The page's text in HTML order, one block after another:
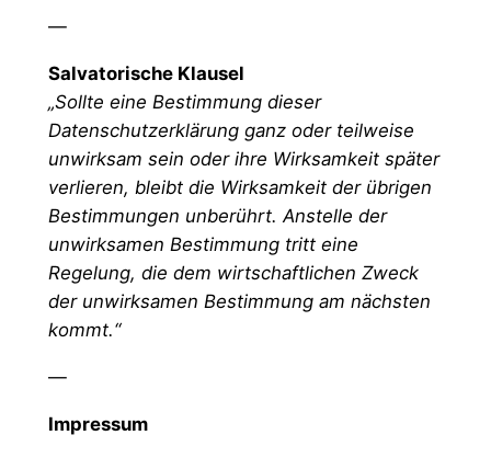
—
Salvatorische Klausel
„Sollte eine Bestimmung dieser
Datenschutzerklärung ganz oder teilweise
unwirksam sein oder ihre Wirksamkeit später
verlieren, bleibt die Wirksamkeit der übrigen
Bestimmungen unberührt. Anstelle der
unwirksamen Bestimmung tritt eine
Regelung, die dem wirtschaftlichen Zweck
der unwirksamen Bestimmung am nächsten
kommt.“
—
Impressum